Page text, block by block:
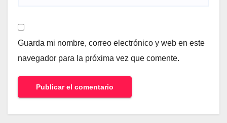
Guarda mi nombre, correo electrónico y web en este
navegador para la próxima vez que comente.